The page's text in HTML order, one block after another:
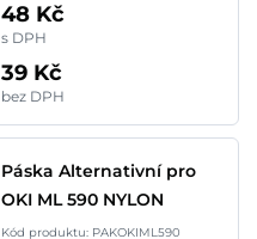
48 Kč
s DPH
39 Kč
bez DPH
Páska Alternativní pro
OKI ML 590 NYLON
Kód produktu: PAKOKIML590